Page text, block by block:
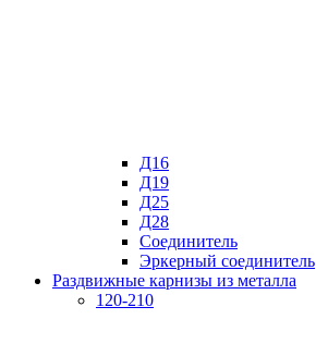
Д16
Д19
Д25
Д28
Соединитель
Эркерный соединитель
Раздвижные карнизы из металла
120-210